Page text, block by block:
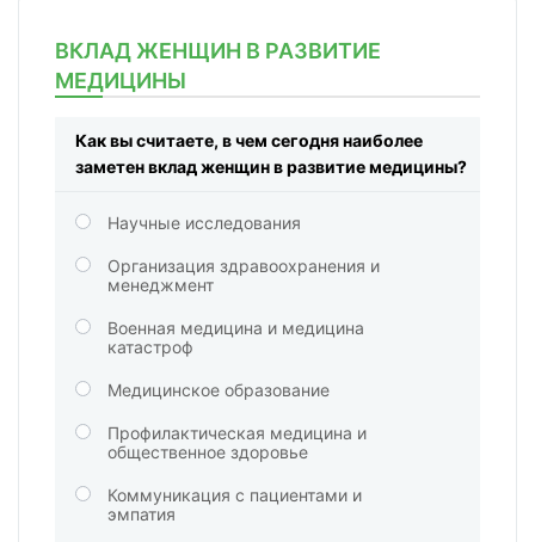
ВКЛАД ЖЕНЩИН В РАЗВИТИЕ
МЕДИЦИНЫ
Как вы считаете, в чем сегодня наиболее
заметен вклад женщин в развитие медицины?
Научные исследования
Организация здравоохранения и
менеджмент
Военная медицина и медицина
катастроф
Медицинское образование
Профилактическая медицина и
общественное здоровье
Коммуникация с пациентами и
эмпатия